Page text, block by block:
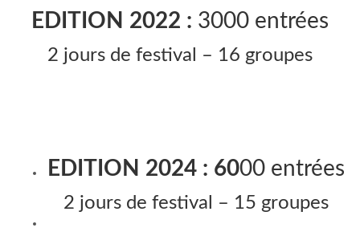
EDITION 2022 : 3000 entrées
2 jours de festival – 16 groupes
EDITION 2024 : 6000 entrées
2 jours de festival – 15 groupes